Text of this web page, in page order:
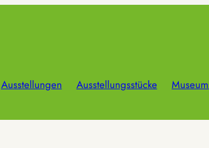
Ausstellungen Ausstellungsstücke